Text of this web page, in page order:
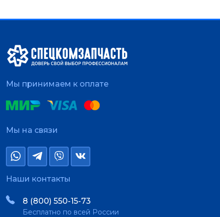
Мы принимаем к оплате
Мы на связи
Наши контакты
8 (800) 550-15-73
Бесплатно по всей России